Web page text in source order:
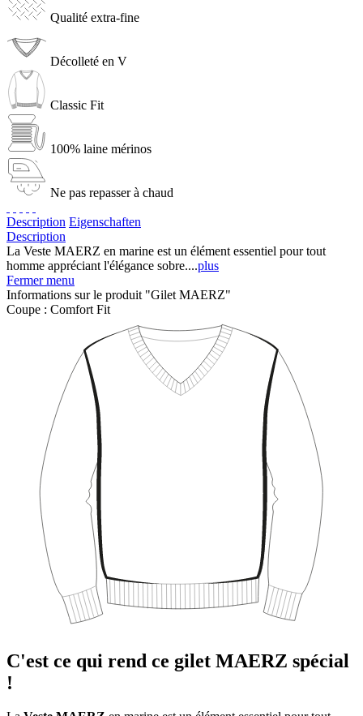
Qualité extra-fine
Décolleté en V
Classic Fit
100% laine mérinos
Ne pas repasser à chaud
Description Eigenschaften
Description
La Veste MAERZ en marine est un élément essentiel pour tout
homme appréciant l'élégance sobre....plus
Fermer menu
Informations sur le produit "Gilet MAERZ"
Coupe : Comfort Fit
C'est ce qui rend ce gilet MAERZ spécial
!